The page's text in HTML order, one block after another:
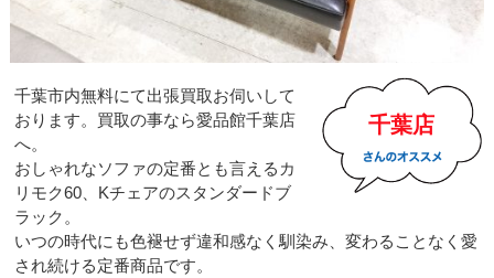
千葉店
千葉市内無料にて出張買取お伺いして
おります。買取の事なら愛品館千葉店
へ。
おしゃれなソファの定番とも言えるカ
リモク60、Kチェアのスタンダードブ
ラック。
いつの時代にも色褪せず違和感なく馴染み、変わることなく愛
され続ける定番商品です。